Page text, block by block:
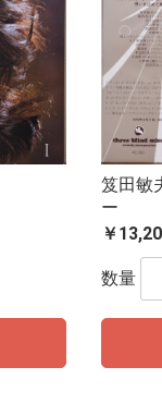
笈田敏
ー
￥
数量